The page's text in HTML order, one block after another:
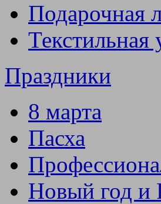
Подарочная
Текстильная
Праздники
8 марта
Пасха
Новый год и